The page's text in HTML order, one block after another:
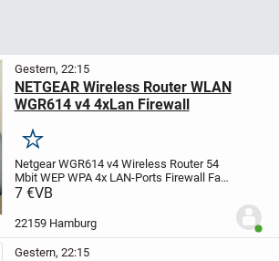
Gestern, 22:15
NETGEAR Wireless Router WLAN
WGR614 v4 4xLan Firewall
Merken
Netgear WGR614 v4 Wireless Router 54
Mbit WEP WPA 4x LAN-Ports Firewall Fast
Ethernet (100-Mbit/s) mit Ethernet (RJ-
Könnte auch els Wlan-Verstärker/
7 €VB
22159 Hamburg
Gestern, 22:15